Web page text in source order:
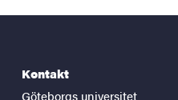
Kontakt
Göteborgs universitet